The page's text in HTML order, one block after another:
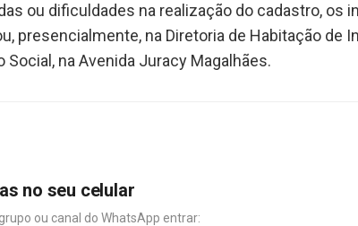
ou dificuldades na realização do cadastro,
presencialmente, na Diretoria de Habitação de
na Avenida Juracy Magalhães.
no seu celular
ou canal do WhatsApp entrar: